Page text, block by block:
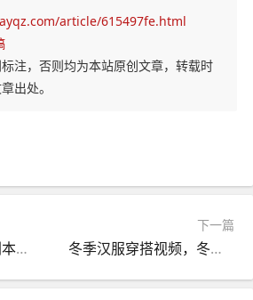
article/615497fe.html
注，否则均为本站原创文章，转载时
出处。
关于消防小品简短剧本，关于消防小品简短剧本怎么写
下一篇
冬季汉服穿搭视频，冬季汉服穿搭视频大全